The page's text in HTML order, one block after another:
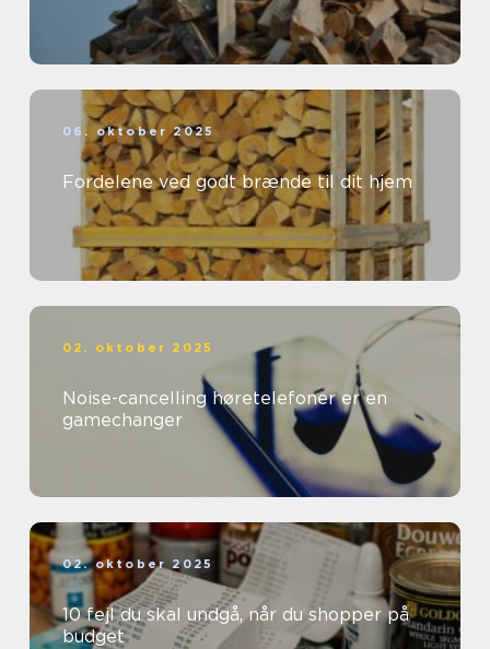
06. oktober 2025
Fordelene ved godt brænde til dit hjem
02. oktober 2025
Noise-cancelling høretelefoner er en
gamechanger
02. oktober 2025
10 fejl du skal undgå, når du shopper på
budget